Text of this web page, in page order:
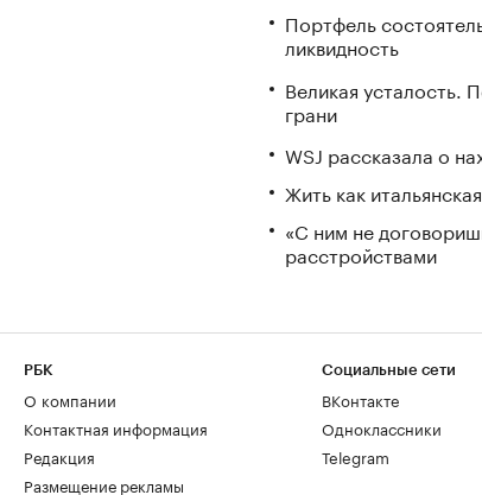
Портфель
ликвидность
Великая усталость.
грани
WSJ рассказала о
Жить как
«С ним не
расстройствами
РБК
О компании
Контактная информация
Редакция
Размещение рекламы
Социальные сети
ВКонтакте
Одноклассники
Telegram